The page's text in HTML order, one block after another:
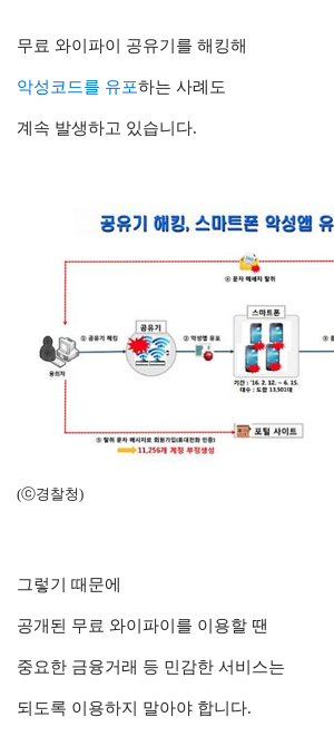
무료 와이파이 공유기를 해킹해
악성코드를 유포하는 사례도
계속 발생하고 있습니다.
(ⓒ경찰청)
그렇기 때문에
공개된 무료 와이파이를 이용할 땐
중요한 금융거래 등 민감한 서비스는
되도록 이용하지 말아야 합니다.